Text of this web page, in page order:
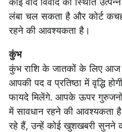
लंबा चल सकता है और कोर्ट
रहने की आवश्यकता है।
कुंभ
कुंभ राशि के जातकों के लिए आज
आपकी पद व प्रतिष्ठा में वृद्धि
फायदे मिलेंगे. आपके ऊपर गुरुजनो
में सावधान रहने की आवश्यकता
रहे हैं, उन्हें कोई खुशखबरी सुनने